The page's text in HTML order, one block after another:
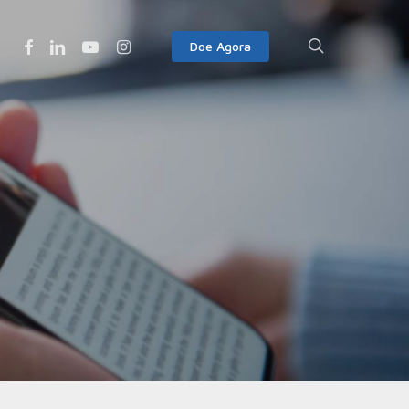
Doe Agora
FacebookLinkedinYoutubeInstagram